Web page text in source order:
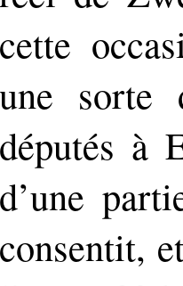
cette
une sorte
députés à
d’une
consentit,